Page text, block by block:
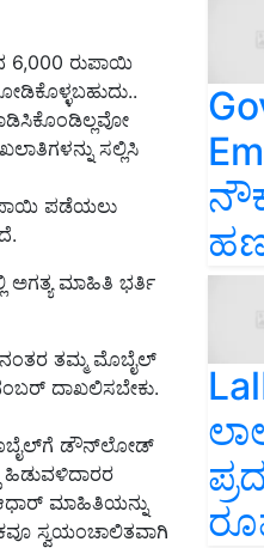
6,000 ರುಪಾಯಿ
ಸಲ್ಲಿಸಿ
ಪಡೆಯಲು
ಅಗತ್ಯ ಮಾಹಿತಿ ಭರ್ತಿ
ತಮ್ಮ ಮೊಬೈಲ್
ದಾಖಲಿಸಬೇಕು.
ಮೊಬೈಲ್‍ಗೆ ಡೌನ್‍ಲೋಡ್
ಹಿಡುವಳಿದಾರರ
ಮಾಹಿತಿಯನ್ನು
ಸ್ವಯಂಚಾಲಿತವಾಗಿ